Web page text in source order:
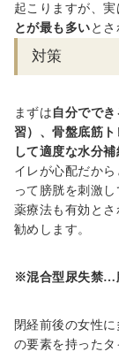
起こりますが、実
とが最も多い とさ
対策
まずは 自分でで
習）、骨盤底筋
して適度な水分
イレが心配だか
って膀胱を刺激
薬療法も有効と
勧めします。
※混合型尿失禁…
閉経前後の女性
の要素を持った